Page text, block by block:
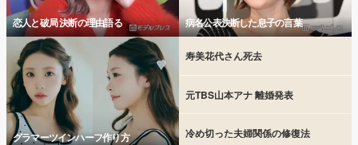
恋人と破局 決断の理由語る 病名公表決断した息子の言葉
グラマーツインハーフ作り方
寿美花代さん死去
元TBS山本アナ 離婚発表
冷め切った夫婦関係の修復法